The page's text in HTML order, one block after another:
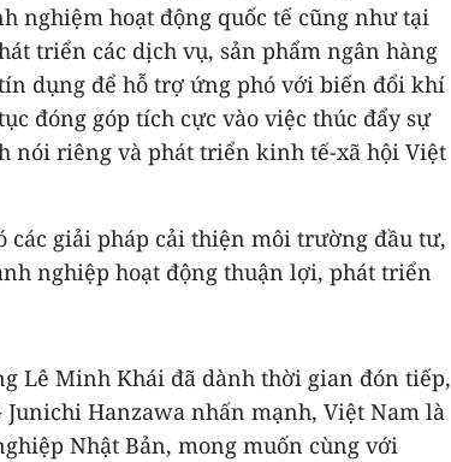
nghiệm hoạt động quốc tế cũng như tại
triển các dịch vụ, sản phẩm ngân hàng
dụng để hỗ trợ ứng phó với biến đổi khí
đóng góp tích cực vào việc thúc đẩy sự
nói riêng và phát triển kinh tế-xã hội Việt
các giải pháp cải thiện môi trường đầu tư,
nghiệp hoạt động thuận lợi, phát triển
Lê Minh Khái đã dành thời gian đón tiếp,
Junichi Hanzawa nhấn mạnh, Việt Nam là
Nhật Bản, mong muốn cùng với